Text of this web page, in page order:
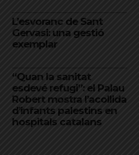
L’esvoranc de Sant
Gervasi: una gestió
exemplar
“Quan la sanitat
esdevé refugi”: el Palau
Robert mostra l’acollida
d’infants palestins en
hospitals catalans